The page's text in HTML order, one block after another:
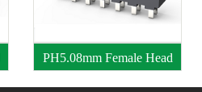
PH5.08mm Female Head